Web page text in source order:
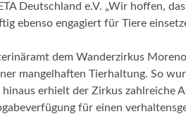
Deutschland e.V. „Wir hoffen,
ebenso engagiert für Tiere
dem Wanderzirkus
mangelhaften Tierhaltung. So
erhielt der Zirkus zahlreiche
für einen